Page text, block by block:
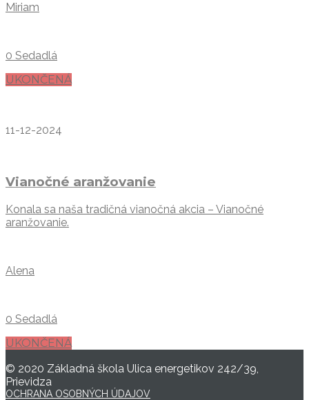
Miriam
0 Sedadlá
UKONČENÁ
11-12-2024
Vianočné aranžovanie
Konala sa naša tradičná vianočná akcia – Vianočné
aranžovanie.
Alena
0 Sedadlá
UKONČENÁ
© 2020 Základná škola Ulica energetikov 242/39,
Prievidza
OCHRANA OSOBNÝCH ÚDAJOV